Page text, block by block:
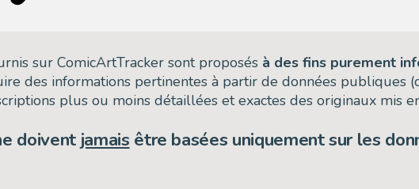
sur ComicArtTracker sont proposés à des fins purement
des informations pertinentes à partir de données publiques
plus ou moins détaillées et exactes des originaux mis
doivent jamais être basées uniquement sur les